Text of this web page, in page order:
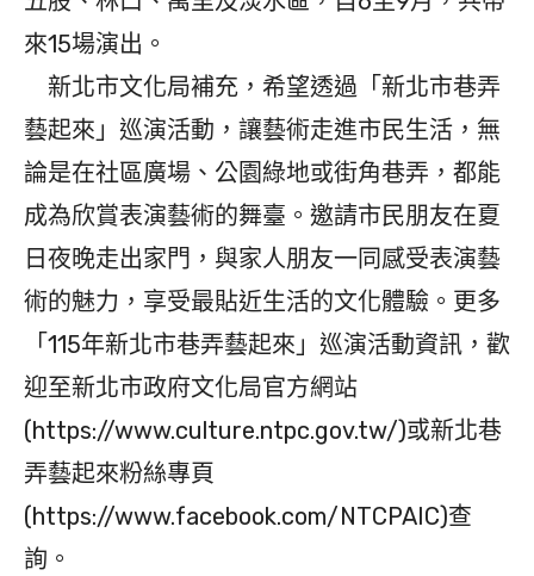
來15場演出。
新北市文化局補充，希望透過「新北市巷弄
藝起來」巡演活動，讓藝術走進市民生活，無
論是在社區廣場、公園綠地或街角巷弄，都能
成為欣賞表演藝術的舞臺。邀請市民朋友在夏
日夜晚走出家門，與家人朋友一同感受表演藝
術的魅力，享受最貼近生活的文化體驗。更多
「115年新北市巷弄藝起來」巡演活動資訊，歡
迎至新北市政府文化局官方網站
(https://www.culture.ntpc.gov.tw/)或新北巷
弄藝起來粉絲專頁
(https://www.facebook.com/NTCPAIC)查
詢。